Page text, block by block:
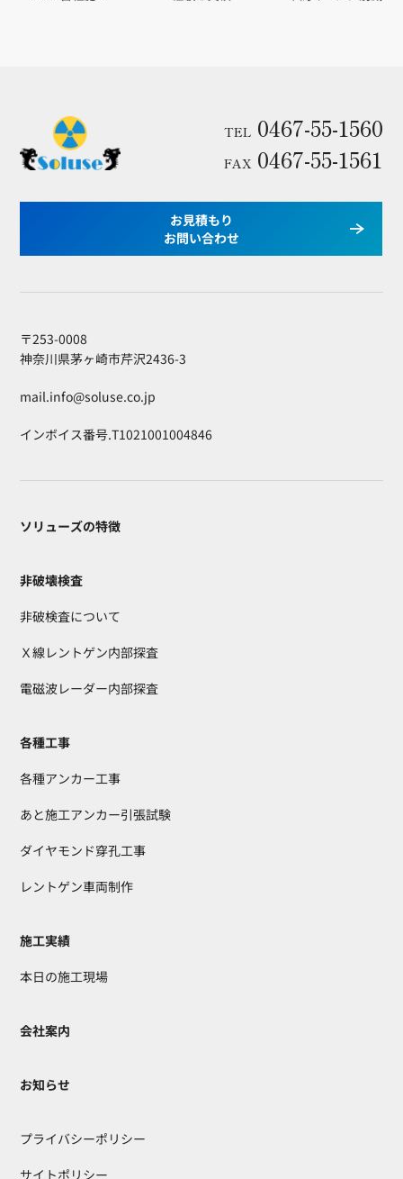
TEL 0467-55-1560
FAX 0467-55-1561
お見積もり
お問い合わせ
〒253-0008
神奈川県茅ヶ崎市芹沢2436-3
mail.info@soluse.co.jp
インボイス番号.T1021001004846
ソリューズの特徴
非破壊検査
非破検査について
Ｘ線レントゲン内部探査
電磁波レーダー内部探査
各種工事
各種アンカー工事
あと施工アンカー引張試験
ダイヤモンド穿孔工事
レントゲン車両制作
施工実績
本日の施工現場
会社案内
お知らせ
プライバシーポリシー
サイトポリシー